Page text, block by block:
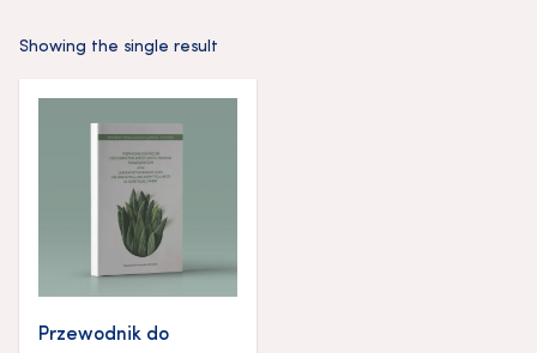
Showing the single result
Przewodnik do